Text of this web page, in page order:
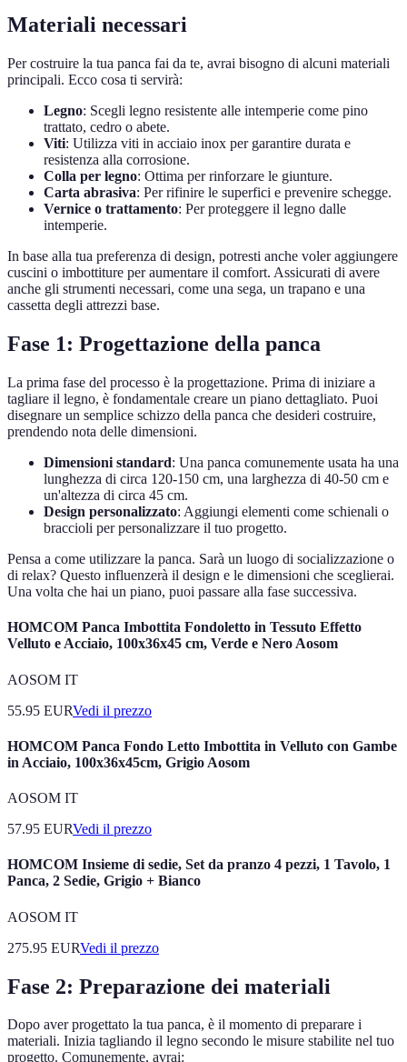
Materiali necessari
Per costruire la tua panca fai da te, avrai bisogno di alcuni materiali
principali. Ecco cosa ti servirà:
Legno: Scegli legno resistente alle intemperie come pino
trattato, cedro o abete.
Viti: Utilizza viti in acciaio inox per garantire durata e
resistenza alla corrosione.
Colla per legno: Ottima per rinforzare le giunture.
Carta abrasiva: Per rifinire le superfici e prevenire schegge.
Vernice o trattamento: Per proteggere il legno dalle
intemperie.
In base alla tua preferenza di design, potresti anche voler aggiungere
cuscini o imbottiture per aumentare il comfort. Assicurati di avere
anche gli strumenti necessari, come una sega, un trapano e una
cassetta degli attrezzi base.
Fase 1: Progettazione della panca
La prima fase del processo è la progettazione. Prima di iniziare a
tagliare il legno, è fondamentale creare un piano dettagliato. Puoi
disegnare un semplice schizzo della panca che desideri costruire,
prendendo nota delle dimensioni.
Dimensioni standard: Una panca comunemente usata ha una
lunghezza di circa 120-150 cm, una larghezza di 40-50 cm e
un'altezza di circa 45 cm.
Design personalizzato: Aggiungi elementi come schienali o
braccioli per personalizzare il tuo progetto.
Pensa a come utilizzare la panca. Sarà un luogo di socializzazione o
di relax? Questo influenzerà il design e le dimensioni che sceglierai.
Una volta che hai un piano, puoi passare alla fase successiva.
HOMCOM Panca Imbottita Fondoletto in Tessuto Effetto
Velluto e Acciaio, 100x36x45 cm, Verde e Nero Aosom
AOSOM IT
55.95 EURVedi il prezzo
HOMCOM Panca Fondo Letto Imbottita in Velluto con Gambe
in Acciaio, 100x36x45cm, Grigio Aosom
AOSOM IT
57.95 EURVedi il prezzo
HOMCOM Insieme di sedie, Set da pranzo 4 pezzi, 1 Tavolo, 1
Panca, 2 Sedie, Grigio + Bianco
AOSOM IT
275.95 EURVedi il prezzo
Fase 2: Preparazione dei materiali
Dopo aver progettato la tua panca, è il momento di preparare i
materiali. Inizia tagliando il legno secondo le misure stabilite nel tuo
progetto. Comunemente, avrai: